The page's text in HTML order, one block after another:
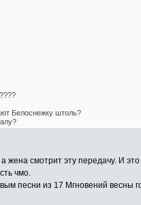
Белоснежку штоль?
жена смотрит эту передачу. И
чмо.
песни из 17 Мгновений весны